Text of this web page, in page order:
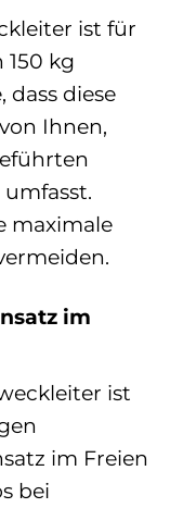
ist für
kg
dass diese
Ihnen,
maximale
im
ist
im Freien
bei